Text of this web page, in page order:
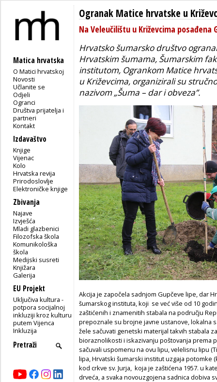
Matica hrvatska
O Matici hrvatskoj
Novosti
Učlanite se
Odjeli
Ogranci
Društva prijatelja i
partneri
Kontakt
Izdavaštvo
Knjige
Vijenac
Kolo
Hrvatska revija
Prirodoslovlje
Elektroničke knjige
Zbivanja
Najave
Izvješća
Mladi glazbenici
Filozofska škola
Komunikološka
škola
Medijski susreti
Knjižara
Galerija
EU Projekt
Uključiva kultura -
potpora socijalnoj
inkluziji kroz kulturu
putem Vijenca
Inkluzija
Ogranak Matice hrvatske u
Na Veleučilištu u Križevcima posađena
Hrvatsko šumarsko društvo
Hrvatskim šumama, Šumarskim
institutom, Ogrankom Matice
u Križevcima, organizirali su
nazivom „Šuma – dar i obveza”.
Akcija je započela sadnjom Gupčeve lipe, dar
šumarskog instituta, koji se već više od 10
zaštićenih i znamenitih stabala na području
prepoznale su brojne javne ustanove, lokalna
žele sačuvati genetski materijal takvih stabala
bioraznolikosti i iskazivanju poštovanja prema
sačuvali uspomenu na ovu lipu, velelisnu lipu
lipa, Hrvatski šumarski institut uzgaja potomke
kod crkve sv. Jurja, koja je zaštićena 1957. u
drveća, a svaka novouzgojena sadnica dobiva